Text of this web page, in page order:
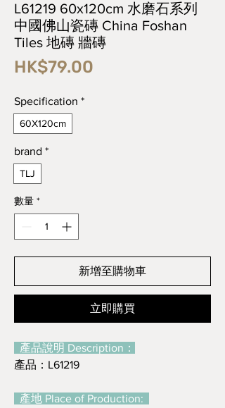
L61219 60x120cm 水磨石系列
中國佛山瓷磚 China Foshan
Tiles 地磚 牆磚
HK$79.00
Specification *
60X120cm
brand *
TLJ
數量 *
新增至購物車
立即購買
產品說明 Description：
產品：L61219
產地 Place of Production: